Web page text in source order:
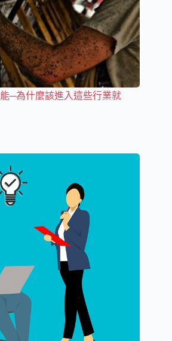
─為什麼該進入這些行業就